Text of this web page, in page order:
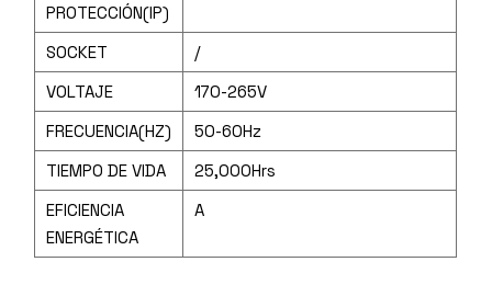
PROTECCIÓN(IP)
SOCKET
/
VOLTAJE
170-265V
FRECUENCIA(HZ)
50-60Hz
TIEMPO DE VIDA
25,000Hrs
EFICIENCIA
ENERGÉTICA
A